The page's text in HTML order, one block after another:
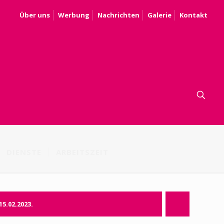
Über uns Werbung Nachrichten Galerie Kontakt